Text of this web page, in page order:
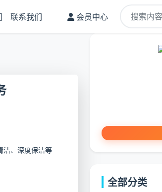
联系我们 会员中心
洁、深度保洁等
全部分类